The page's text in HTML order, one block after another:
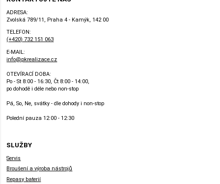
ADRESA:
Zvolská 789/11, Praha 4 - Kamýk, 142 00
TELEFON:
(+420) 732 151 063
E-MAIL:
info@pkrealizace.cz
OTEVÍRACÍ DOBA:
Po - St 8:00 - 16:30, Čt 8:00 - 14:00,
po dohodě i déle nebo non-stop
Pá, So, Ne, svátky - dle dohody i non-stop
Polední pauza 12:00 - 12:30
SLUŽBY
Servis
Broušení a výroba nástrojů
Repasy baterií